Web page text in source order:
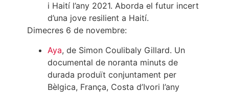
i Haití l’any 2021. Aborda el futur incert
d’una jove resilient a Haití.
Dimecres 6 de novembre:
Aya, de Simon Coulibaly Gillard. Un
documental de noranta minuts de
durada produït conjuntament per
Bèlgica, França, Costa d’Ivori l’any